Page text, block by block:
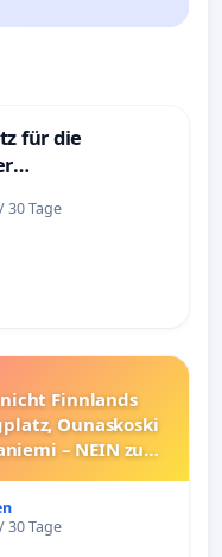
für die
30 Tage
Finnlands
Ounaskoski
– NEIN zum
30 Tage